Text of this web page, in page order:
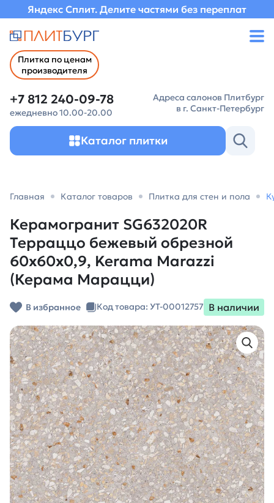
Яндекс Сплит. Делите частями без переплат
Плитка по ценам
производителя
+7 812 240-09-78
ежедневно 10.00-20.00
Адреса салонов Плитбург
в г. Санкт-Петербург
Каталог плитки
Главная Каталог товаров Плитка для стен и пола
Керамогранит SG632020R
Терраццо бежевый обрезной
60x60x0,9, Kerama Marazzi
(Керама Марацци)
В избранное Код товара: УТ-00012757 В наличии